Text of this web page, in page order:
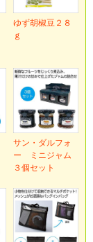
ゆず胡椒豆２８
ｇ
サン・ダルフォ
ー ミニジャム
３個セット